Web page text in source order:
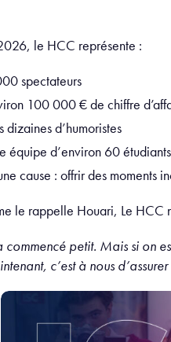
le HCC représente :
spectateurs
100 000 € de chiffre
dizaines d’humoristes
équipe d’environ 60
cause : offrir des moments
le rappelle Houari, Le HCC
commencé petit. Mais si on
c’est à nous